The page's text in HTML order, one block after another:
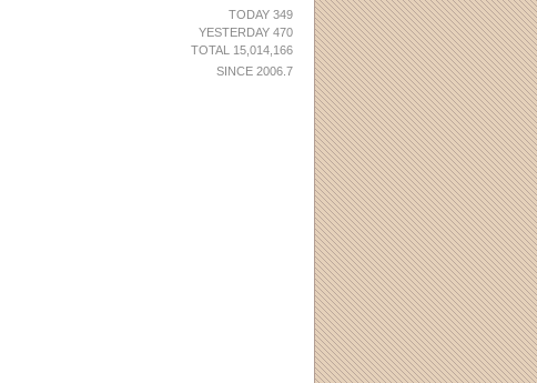
TODAY 349
YESTERDAY 470
TOTAL 15,014,166
SINCE 2006.7